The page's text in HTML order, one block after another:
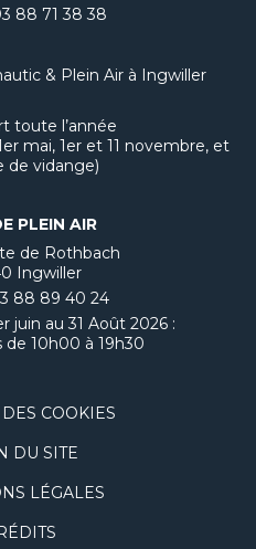
88 71 38 38
& Plein Air à Ingwiller
toute l’année
mai, 1er et 11 novembre, et
de vidange)
PLEIN AIR
de Rothbach
Ingwiller
88 89 40 24
juin au 31 Août 2026 :
de 10h00 à 19h30
COOKIES
DU SITE
LÉGALES